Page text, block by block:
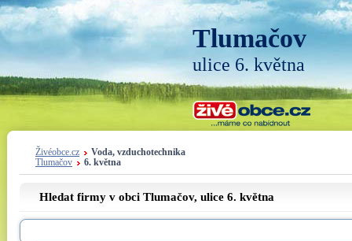
Tlumačov
ulice 6. května
Živéobce.cz
Voda, vzduchotechnika
Tlumačov
6. května
Hledat firmy v obci Tlumačov, ulice 6. května